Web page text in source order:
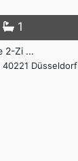
1
2-Zi ...
Düsseldorf